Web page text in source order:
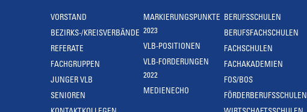
VORSTAND
BEZIRKS-/KREISVERBÄNDE
REFERATE
FACHGRUPPEN
JUNGER VLB
SENIOREN
MARKIERUNGSPUNKTE
2023
VLB-POSITIONEN
VLB-FORDERUNGEN
2022
MEDIENECHO
BERUFSSCHULEN
BERUFSFACHSCHULEN
FACHSCHULEN
FACHAKADEMIEN
FOS/BOS
FÖRDERBERUFSSCHULEN